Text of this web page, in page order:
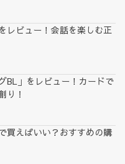
レビュー！会話を楽しむ正
BL」をレビュー！カードで
り！
買えばいい？おすすめの購